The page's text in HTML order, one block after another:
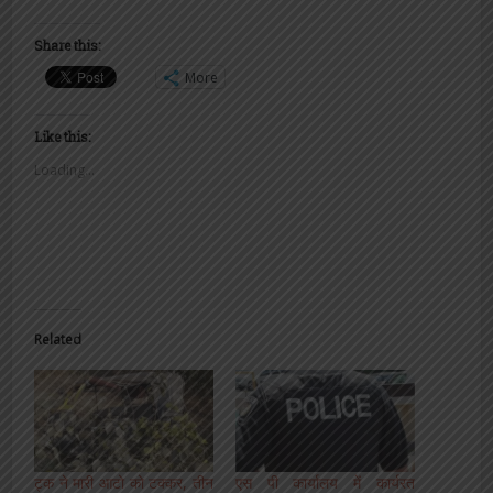
Share this:
More
Like this:
Loading...
Related
ट्क ने मारी आटो को टक्कर, तीन एस पी कार्यालय में कार्यरत